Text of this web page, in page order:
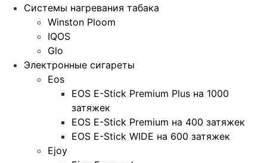
Системы нагревания табака
Winston Ploom
IQOS
Glo
Электронные сигареты
Eos
EOS E-Stick Premium Plus на 1000
затяжек
EOS E-Stick Premium на 400 затяжек
EOS E-Stick WIDE на 600 затяжек
Ejoy